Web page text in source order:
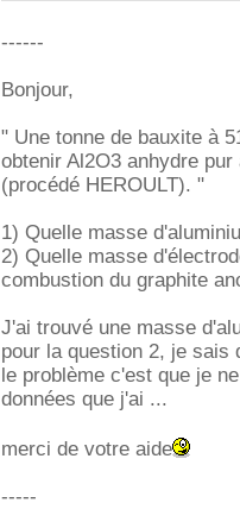
------
Bonjour,
" Une tonne de bauxite à
obtenir Al2O3 anhydre
(procédé HEROULT). "
1) Quelle masse
2) Quelle masse
combustion du graphite
J'ai trouvé une masse
pour la question 2, je sais
le problème c'est que je
données que j'ai ...
merci de votre aide
-----